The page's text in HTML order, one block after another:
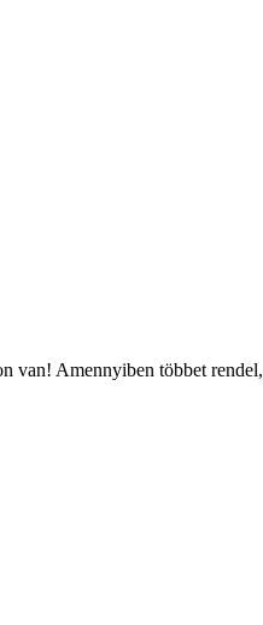
van! Amennyiben többet